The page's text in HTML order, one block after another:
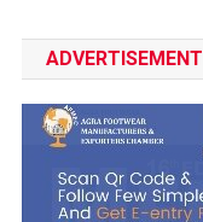
ADVERTISEMENT